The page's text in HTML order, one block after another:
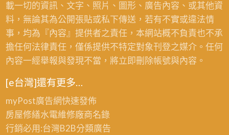
載一切的資訊、文字、照片、圖形、廣告內容、或其他資
料，無論其為公開張貼或私下傳送，若有不實或違法情
事，均為『內容』提供者之責任，本網站概不負責也不承
擔任何法律責任，僅係提供不特定對象刊登之媒介。任何
內容一經舉報與發現不當，將立即刪除帳號與內容。
[e台灣]還有更多…
myPost廣告網快速發佈
房屋修繕水電維修廠商名錄
行銷必用:台灣B2B分類廣告